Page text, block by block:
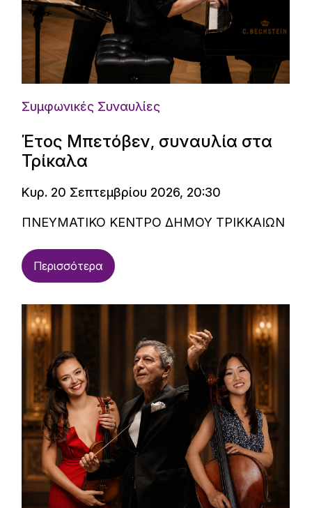
Συμφωνικές Συναυλίες
Έτος Μπετόβεν, συναυλία στα
Τρίκαλα
Κυρ. 20 Σεπτεμβρίου 2026, 20:30
ΠΝΕΥΜΑΤΙΚΟ ΚΕΝΤΡΟ ΔΗΜΟΥ ΤΡΙΚΚΑΙΩΝ
Περισσότερα